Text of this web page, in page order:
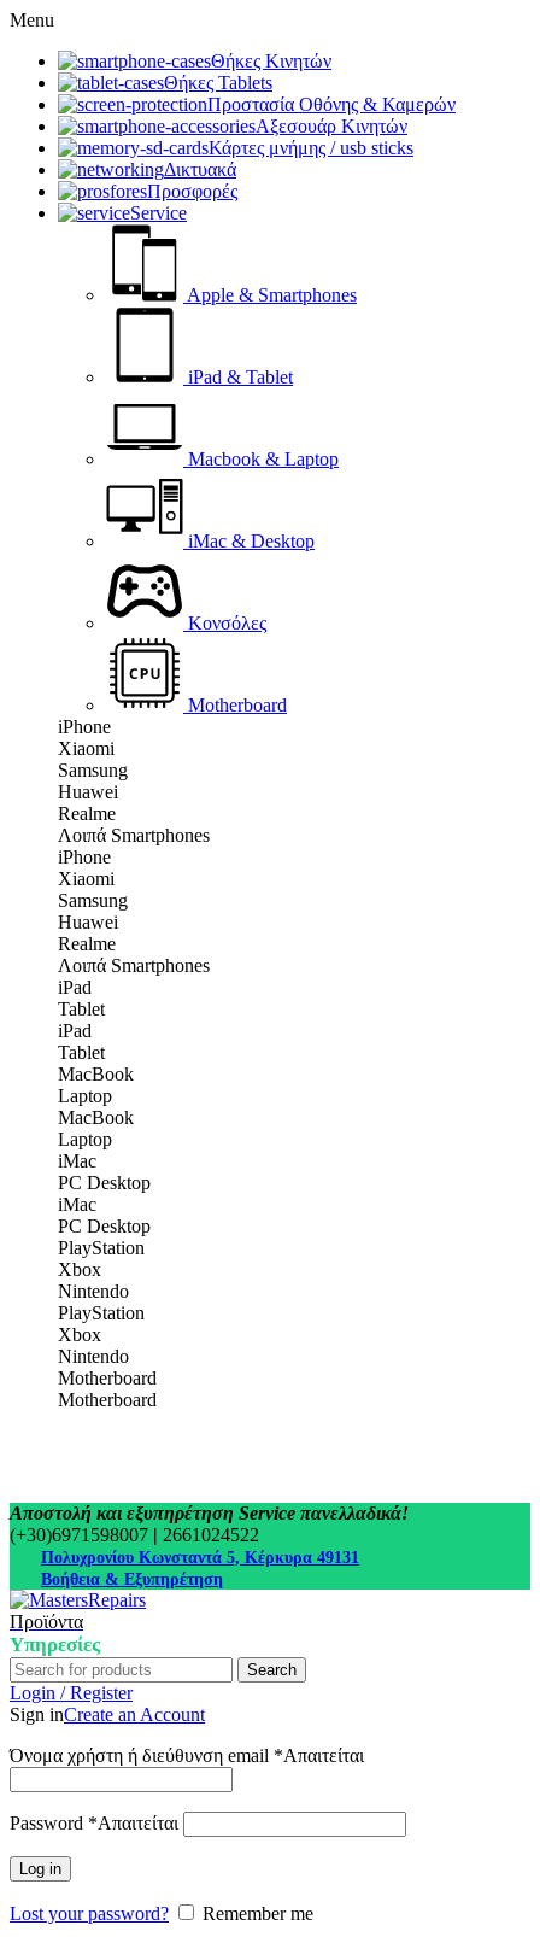
Menu
Θήκες Κινητών
Θήκες Tablets
Προστασία Οθόνης & Καμερών
Αξεσουάρ Κινητών
Κάρτες μνήμης / usb sticks
Δικτυακά
Προσφορές
Service
Apple & Smartphones
iPad & Tablet
Macbook & Laptop
iMac & Desktop
Κονσόλες
Motherboard
iPhone
Xiaomi
Samsung
Huawei
Realme
Λοιπά Smartphones
iPhone
Xiaomi
Samsung
Huawei
Realme
Λοιπά Smartphones
iPad
Tablet
iPad
Tablet
MacBook
Laptop
MacBook
Laptop
iMac
PC Desktop
iMac
PC Desktop
PlayStation
Xbox
Nintendo
PlayStation
Xbox
Nintendo
Motherboard
Motherboard
Αποστολή και εξυπηρέτηση Service πανελλαδικά!
(+30)6971598007 | 2661024522
Πολυχρονίου Κωνσταντά 5, Κέρκυρα 49131
Βοήθεια & Εξυπηρέτηση
Προϊόντα
Υπηρεσίες
Search
Login / Register
Sign inCreate an Account
Όνομα χρήστη ή διεύθυνση email *Απαιτείται
Password *Απαιτείται
Log in
Lost your password?
Remember me